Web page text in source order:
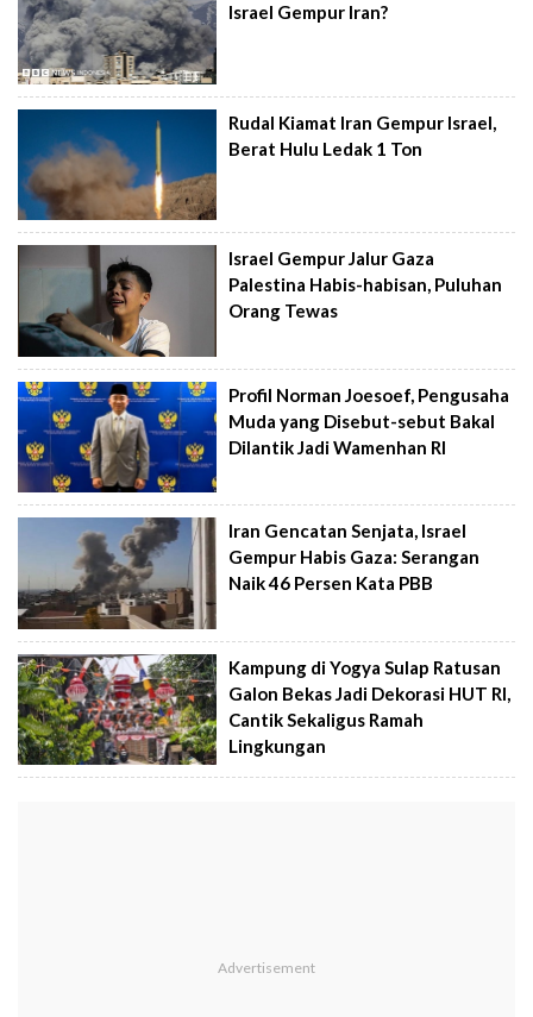
Israel Gempur Iran?
Rudal Kiamat Iran Gempur Israel,
Berat Hulu Ledak 1 Ton
Israel Gempur Jalur Gaza
Palestina Habis-habisan, Puluhan
Orang Tewas
Profil Norman Joesoef, Pengusaha
Muda yang Disebut-sebut Bakal
Dilantik Jadi Wamenhan RI
Iran Gencatan Senjata, Israel
Gempur Habis Gaza: Serangan
Naik 46 Persen Kata PBB
Kampung di Yogya Sulap Ratusan
Galon Bekas Jadi Dekorasi HUT RI,
Cantik Sekaligus Ramah
Lingkungan